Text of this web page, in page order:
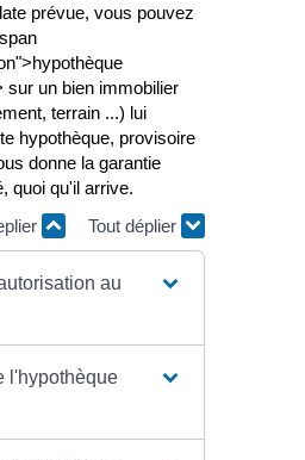
prévue, vous pouvez
sur un bien immobilier
terrain ...) lui
hypothèque, provisoire
donne la garantie
quoi qu'il arrive.
Tout déplier
au
l'hypothèque